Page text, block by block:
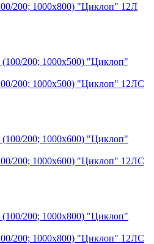
200; 1000х800) "Циклоп" 12Л
200; 1000х500) "Циклоп" 12ЛС
200; 1000х600) "Циклоп" 12ЛС
200; 1000х800) "Циклоп" 12ЛС